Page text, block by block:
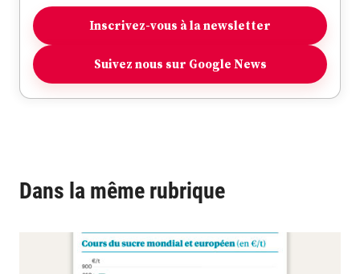
Inscrivez-vous à la newsletter
Suivez nous sur Google News
Dans la même rubrique